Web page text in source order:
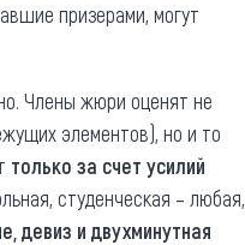
призерами, могут
Члены жюри оценят не
элементов), но и то
только за счет усилий
студенческая – любая,
девиз и двухминутная